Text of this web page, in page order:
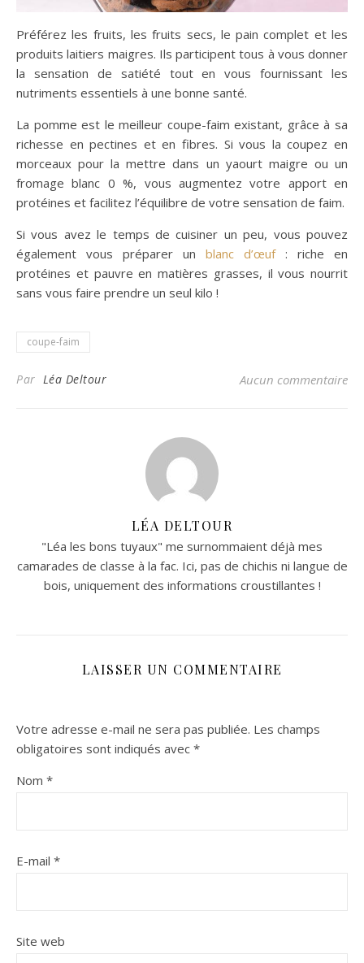
Préférez les fruits, les fruits secs, le pain complet et les
produits laitiers maigres. Ils participent tous à vous donner
la sensation de satiété tout en vous fournissant les
nutriments essentiels à une bonne santé.
La pomme est le meilleur coupe-faim existant, grâce à sa
richesse en pectines et en fibres. Si vous la coupez en
morceaux pour la mettre dans un yaourt maigre ou un
fromage blanc 0 %, vous augmentez votre apport en
protéines et facilitez l’équilibre de votre sensation de faim.
Si vous avez le temps de cuisiner un peu, vous pouvez
également vous préparer un blanc d’œuf: riche en
protéines et pauvre en matières grasses, il vous nourrit
sans vous faire prendre un seul kilo !
coupe-faim
Par Léa Deltour Aucun commentaire
LÉA DELTOUR
"Léa les bons tuyaux" me surnommaient déjà mes
camarades de classe à la fac. Ici, pas de chichis ni langue de
bois, uniquement des informations croustillantes !
LAISSER UN COMMENTAIRE
Votre adresse e-mail ne sera pas publiée. Les champs
obligatoires sont indiqués avec *
Nom *
E-mail *
Site web